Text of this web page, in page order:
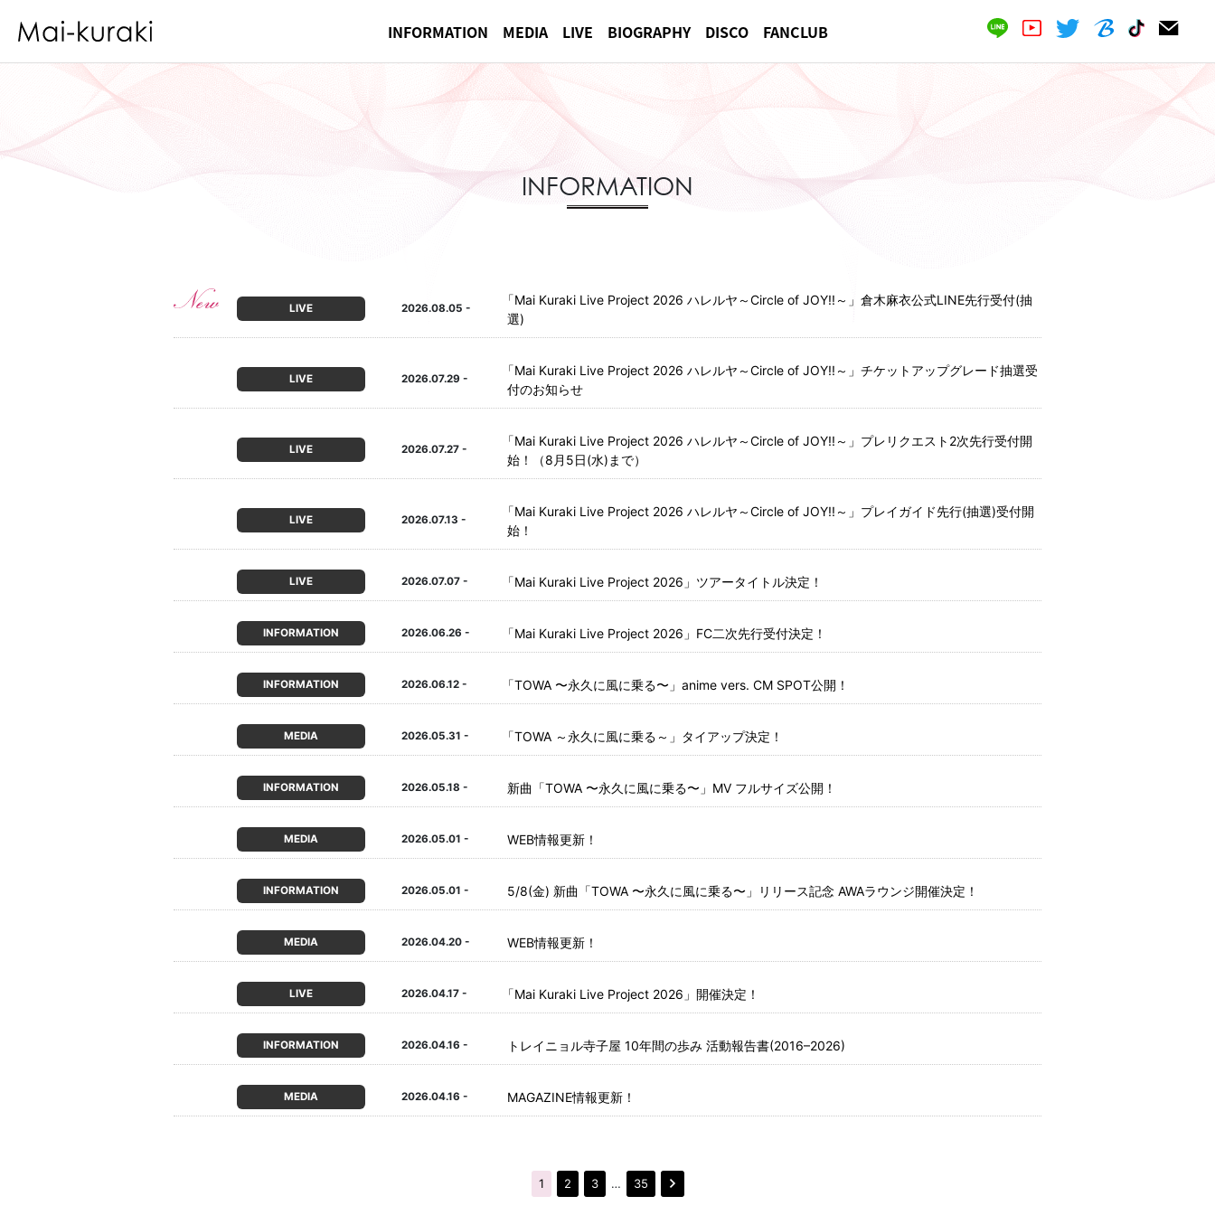
INFORMATION MEDIA LIVE BIOGRAPHY DISCO FANCLUB
INFORMATION
LIVE 2026.08.05 -
「Mai Kuraki Live Project 2026 ハレルヤ～Circle of JOY!!～」倉木麻衣公式LINE先行受付(抽
選)
LIVE 2026.07.29 -
「Mai Kuraki Live Project 2026 ハレルヤ～Circle of JOY!!～」チケットアップグレード抽選受
付のお知らせ
LIVE 2026.07.27 -
「Mai Kuraki Live Project 2026 ハレルヤ～Circle of JOY!!～」プレリクエスト2次先行受付開
始！（8月5日(水)まで）
LIVE 2026.07.13 -
「Mai Kuraki Live Project 2026 ハレルヤ～Circle of JOY!!～」プレイガイド先行(抽選)受付開
始！
LIVE 2026.07.07 - 「Mai Kuraki Live Project 2026」ツアータイトル決定！
INFORMATION 2026.06.26 - 「Mai Kuraki Live Project 2026」FC二次先行受付決定！
INFORMATION 2026.06.12 - 「TOWA 〜永久に風に乗る〜」anime vers. CM SPOT公開！
MEDIA 2026.05.31 - 「TOWA ～永久に風に乗る～」タイアップ決定！
INFORMATION 2026.05.18 - 新曲「TOWA 〜永久に風に乗る〜」MV フルサイズ公開！
MEDIA 2026.05.01 - WEB情報更新！
INFORMATION 2026.05.01 - 5/8(金) 新曲「TOWA 〜永久に風に乗る〜」リリース記念 AWAラウンジ開催決定！
MEDIA 2026.04.20 - WEB情報更新！
LIVE 2026.04.17 - 「Mai Kuraki Live Project 2026」開催決定！
INFORMATION 2026.04.16 - トレイニョル寺子屋 10年間の歩み 活動報告書(2016–2026)
MEDIA 2026.04.16 - MAGAZINE情報更新！
1 2 3 … 35